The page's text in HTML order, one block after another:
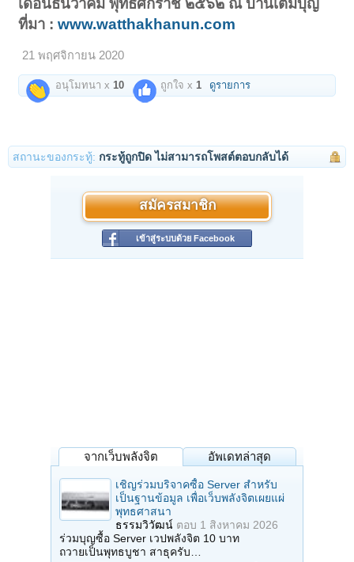
เดือนธันวาคม พุทธศักราช ๒๕๖๒ ณ บ้านเติมบุญ
ที่มา :www.watthakhanun.com
21 พฤศจิกายน 2020
อนุโมทนา x10 ถูกใจ x1 ดูรายการ
สถานะของกระทู้: กระทู้ถูกปิด ไม่สามารถโพสต์ตอบกลับได้
สมัครสมาชิก
เข้าสู่ระบบด้วย Facebook
จากเว็บพลังจิต อัพเดทล่าสุด
เชิญร่วมบริจาคซื้อ Server สำหรับ
เป็นฐานข้อมูล เพื่อเว็บพลังจิตเผยแผ่
พุทธศาสนา
ธรรมวิวัฒน์ ตอบ 1 สิงหาคม 2026
ร่วมบุญซื้อ Server เวปพลังจิต 10 บาท
ถวายเป็นพุทธบูชา สาธุครับ…